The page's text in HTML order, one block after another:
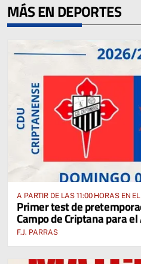
MÁS EN DEPORTES
A PARTIR DE LAS 11:00 HORAS EN
FUENTE” ANTE EL CUD
Primer test de
Campo de Criptana para el
F.J. PARRAS